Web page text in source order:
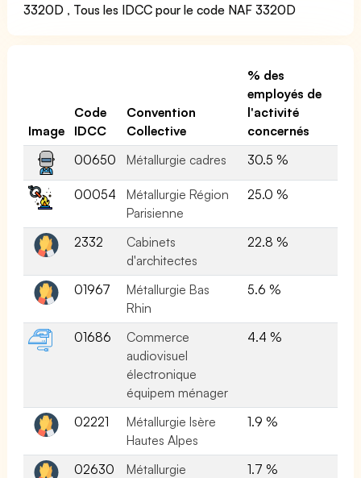
3320D , Tous les IDCC pour le code NAF 3320D
Image
Code
IDCC
Convention
Collective
% des
employés de
l'activité
concernés
00650
Métallurgie cadres 30.5 %
00054
Métallurgie Région
Parisienne
25.0 %
2332
Cabinets
d'architectes
22.8 %
01967
Métallurgie Bas
Rhin
5.6 %
01686
Commerce
audiovisuel
électronique
équipem ménager
4.4 %
02221
Métallurgie Isère
Hautes Alpes
1.9 %
02630
Métallurgie
1.7 %